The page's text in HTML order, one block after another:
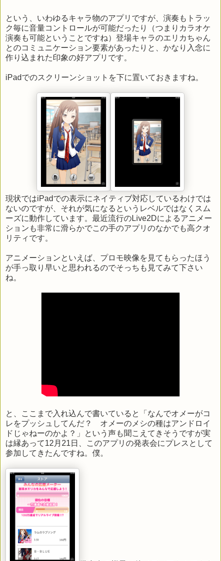
という、いわゆるキャラ物のアプリですが、演奏もトラッ
ク毎に音量コントロールが可能だったり（つまりカラオケ
演奏も可能ということですね）登場キャラのエリカちゃん
とのコミュニケーション要素があったりと、かなり入念に
作り込まれた印象の好アプリです。
iPadでのスクリーンショットを下に置いておきますね。
現状ではiPadでの表示にネイティブ対応しているわけでは
ないのですが、それが気になるというレベルではなくスム
ーズに動作しています。最近流行のLive2Dによるアニメー
ションも非常に滑らかでこの手のアプリのなかでも高クオ
リティです。
アニメーションといえば、プロモ映像を見てもらったほう
が手っ取り早いと思われるのでそっちも見てみて下さい
ね。
と、ここまで入れ込んで書いていると「なんでオメーがコ
レをプッシュしてんだ？ オメーのメシの種はアンドロイ
ドじゃねーのかよ？」という声も聞こえてきそうですが実
は縁あって12月21日、このアプリの発表会にプレスとして
参加してきたんですね。僕。